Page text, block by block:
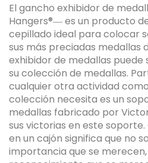
El gancho exhibidor de
Hangers®― es un producto
cepillado ideal para colocar
sus más preciadas medallas
exhibidor de medallas
su colección de medallas.
cualquier otra actividad
colección necesita es un
medallas fabricado por
sus victorias en este
en un cajón significa que no
importancia que se